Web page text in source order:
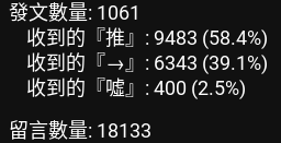
發文數量: 1061
收到的『推』: 9483 (58.4%)
收到的『→』: 6343 (39.1%)
收到的『噓』: 400 (2.5%)
留言數量: 18133